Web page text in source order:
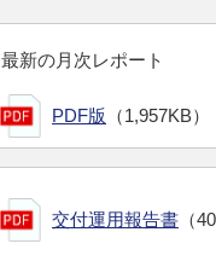
最新の月次レポート
PDF版 （1,957KB）
交付運用報告書 （